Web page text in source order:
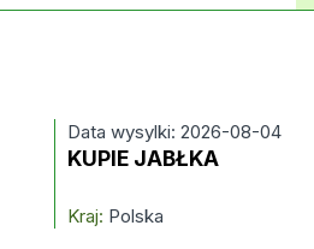
Data wysylki: 2026-08-04
KUPIE JABŁKA
Kraj: Polska